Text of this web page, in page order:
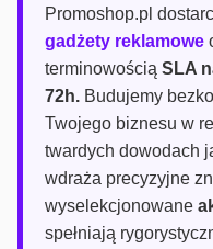
Promoshop.pl
gadżety reklamowe
terminowością SLA
72h. Budujemy
Twojego biznesu w
twardych dowodach
wdraża precyzyjne
wyselekcjonowane
spełniają